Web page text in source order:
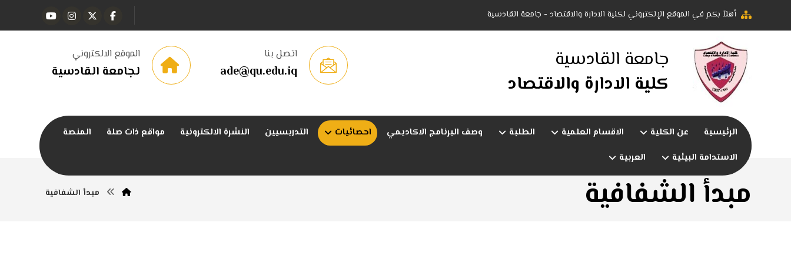
أهلاً بكم في الموقع الإلكتروني لكلية الادارة والاقتصاد - جامعة القادسية
جامعة القادسية
كلية الادارة والاقتصاد
الموقع الالكتروني
لجامعة القادسية
اتصل بنا
ade@qu.edu.iq
الرئيسية عن الكلية الاقسام العلمية الطلبة وصف البرنامج الاكاديمي احصائيات التدريسيين النشرة الالكترونية مواقع ذات صلة
المنصة
الاستدامة البيئية
العربية
مبدأ الشفافية مبدأ الشفافية